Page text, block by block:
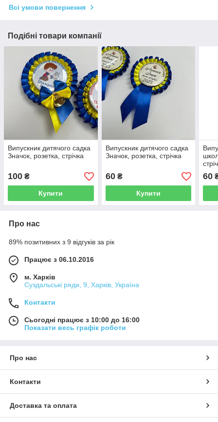
Всі умови повернення
Подібні товари компанії
Випускник дитячого садка
Значок, розетка, стрічка
100 ₴
Купити
Випускник дитячого садка
Значок, розетка, стрічка
60₴
Купити
60
Про нас
89% позитивних з 9 відгуків за рік
Працює з 06.10.2016
м. Харків
Суздальські ряди, 9, Харків, Україна
Контакти
Сьогодні працює з 10:00 до 16:00
Показати весь графік роботи
Про нас
Контакти
Доставка та оплата